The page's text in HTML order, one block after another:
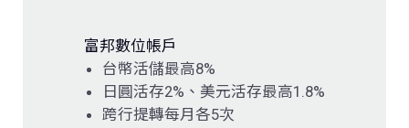
富邦數位帳戶
台幣活儲最高8%
日圓活存2%、美元活存最高1.8%
跨行提轉每月各5次